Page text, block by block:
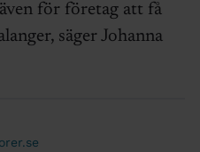
för företag att få
säger Johanna